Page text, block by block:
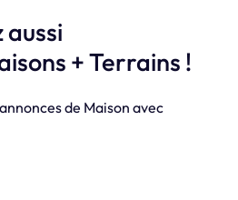
aussi
+ Terrains !
de Maison avec